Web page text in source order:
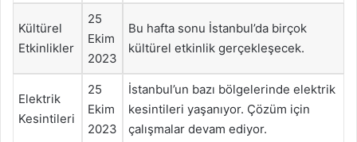
Kültürel
Etkinlikler
25
Ekim
2023
Bu hafta sonu İstanbul’da birçok
kültürel etkinlik gerçekleşecek.
Elektrik
Kesintileri
25
Ekim
2023
İstanbul’un bazı bölgelerinde elektrik
kesintileri yaşanıyor. Çözüm için
çalışmalar devam ediyor.